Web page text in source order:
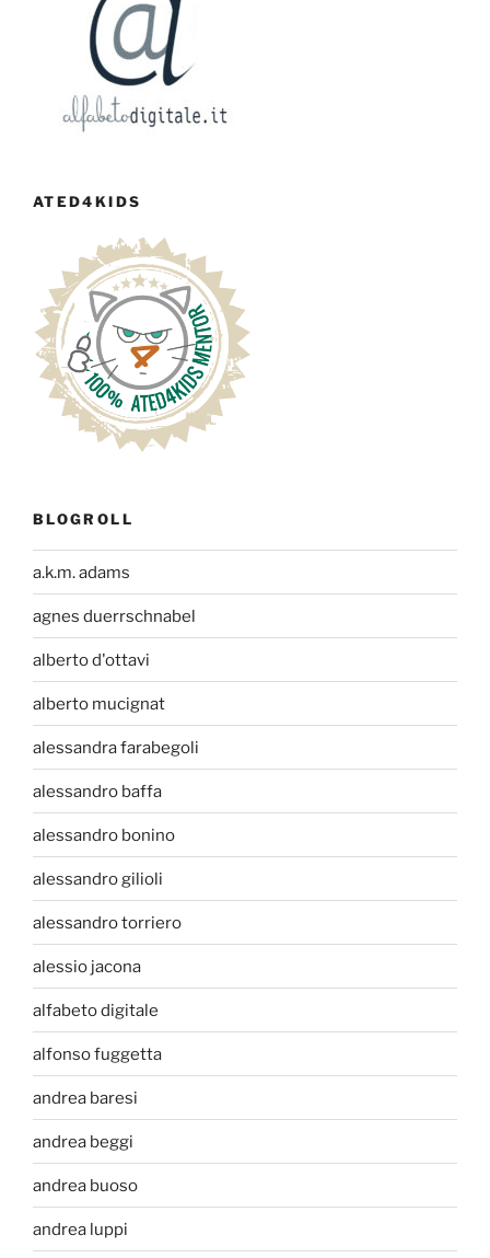
ATED4KIDS
BLOGROLL
a.k.m. adams
agnes duerrschnabel
alberto d'ottavi
alberto mucignat
alessandra farabegoli
alessandro baffa
alessandro bonino
alessandro gilioli
alessandro torriero
alessio jacona
alfabeto digitale
alfonso fuggetta
andrea baresi
andrea beggi
andrea buoso
andrea luppi